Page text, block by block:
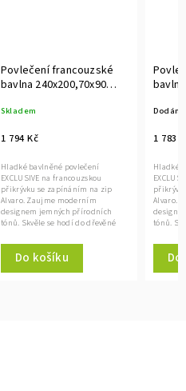
Povlečení francouzské
bavlna 240x200,70x90
Skladem
1 794 Kč
Do košíku
Hladké bavlněné povlečení
EXCLUSIVE na francouzskou
přikrývku se zapínáním na zip
Alvaro. Zaujme moderním
designem jemných přírodních
tónů. Skvěle se hodí do dřevěné
Dodání
1 783
Hladké
Alvaro.
tónů.